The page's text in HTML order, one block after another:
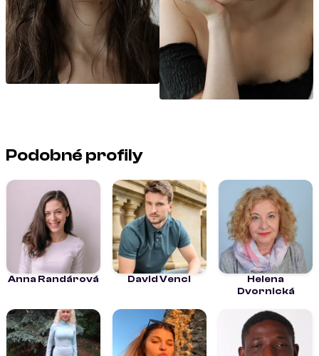
Podobné profily
Anna Randárová David Vencl
Helena
Dvornická